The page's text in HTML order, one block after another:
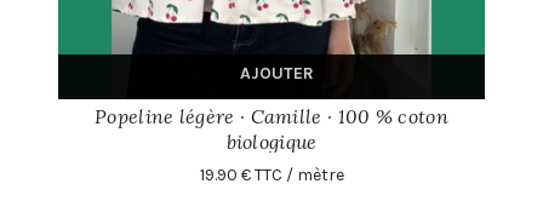
AJOUTER
Popeline légère · Camille · 100 % coton
biologique
19.90 € TTC / mètre